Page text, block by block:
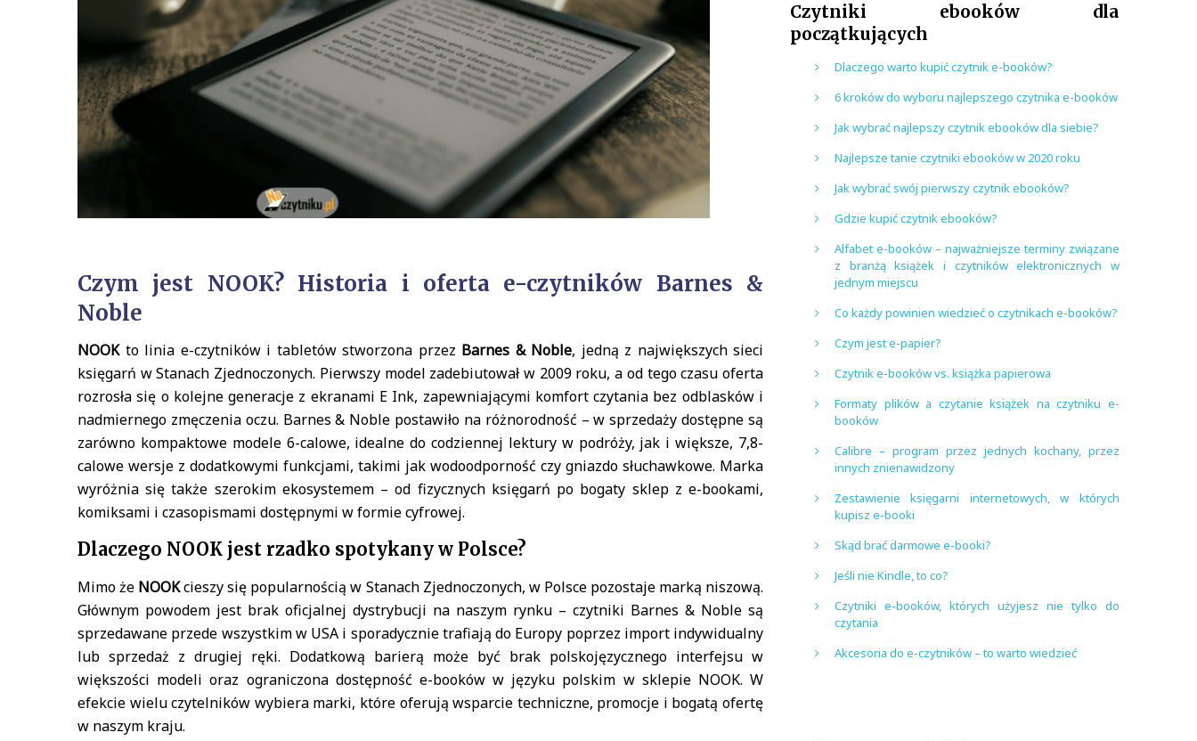
Czym jest NOOK? Historia i oferta e-czytników Barnes &
Noble
NOOKto linia e-czytników i tabletów stworzona przez Barnes & Noble, jedną z największych sieci
księgarń w Stanach Zjednoczonych. Pierwszy model zadebiutował w 2009 roku, a od tego czasu oferta
rozrosła się o kolejne generacje z ekranami E Ink, zapewniającymi komfort czytania bez odblasków i
nadmiernego zmęczenia oczu. Barnes & Noble postawiło na różnorodność – w sprzedaży dostępne są
zarówno kompaktowe modele 6-calowe, idealne do codziennej lektury w podróży, jak i większe, 7,8-
calowe wersje z dodatkowymi funkcjami, takimi jak wodoodporność czy gniazdo słuchawkowe. Marka
wyróżnia się także szerokim ekosystemem – od fizycznych księgarń po bogaty sklep z e-bookami,
komiksami i czasopismami dostępnymi w formie cyfrowej.
Dlaczego NOOK jest rzadko spotykany w Polsce?
Mimo że NOOKcieszy się popularnością w Stanach Zjednoczonych, w Polsce pozostaje marką niszową.
Głównym powodem jest brak oficjalnej dystrybucji na naszym rynku – czytniki Barnes & Noble są
sprzedawane przede wszystkim w USA i sporadycznie trafiają do Europy poprzez import indywidualny
lub sprzedaż z drugiej ręki. Dodatkową barierą może być brak polskojęzycznego interfejsu w
większości modeli oraz ograniczona dostępność e-booków w języku polskim w sklepie NOOK. W
efekcie wielu czytelników wybiera marki, które oferują wsparcie techniczne, promocje i bogatą ofertę
w naszym kraju.
Czytniki ebooków dla
początkujących
Dlaczego warto kupić czytnik e-booków?
6 kroków do wyboru najlepszego czytnika e-booków
Jak wybrać najlepszy czytnik ebooków dla siebie?
Najlepsze tanie czytniki ebooków w 2020 roku
Jak wybrać swój pierwszy czytnik ebooków?
Gdzie kupić czytnik ebooków?
Alfabet e-booków – najważniejsze terminy związane
z branżą książek i czytników elektronicznych w
jednym miejscu
Co każdy powinien wiedzieć o czytnikach e-booków?
Czym jest e-papier?
Czytnik e-booków vs. książka papierowa
Formaty plików a czytanie książek na czytniku e-
booków
Calibre – program przez jednych kochany, przez
innych znienawidzony
Zestawienie księgarni internetowych, w których
kupisz e-booki
Skąd brać darmowe e-booki?
Jeśli nie Kindle, to co?
Czytniki e-booków, których użyjesz nie tylko do
czytania
Akcesoria do e-czytników – to warto wiedzieć